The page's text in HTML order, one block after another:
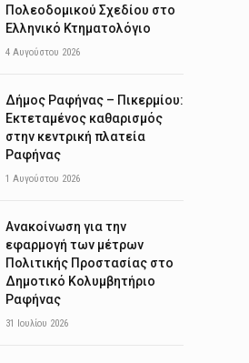
Πολεοδομικού Σχεδίου στο
Ελληνικό Κτηματολόγιο
4 Αυγούστου 2026
Δήμος Ραφήνας – Πικερμίου:
Εκτεταμένος καθαρισμός
στην κεντρική πλατεία
Ραφήνας
1 Αυγούστου 2026
Ανακοίνωση για την
εφαρμογή των μέτρων
Πολιτικής Προστασίας στο
Δημοτικό Κολυμβητήριο
Ραφήνας
31 Ιουλίου 2026